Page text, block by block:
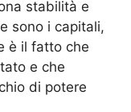
stabilità e
sono i capitali,
è il fatto che
e che
di potere